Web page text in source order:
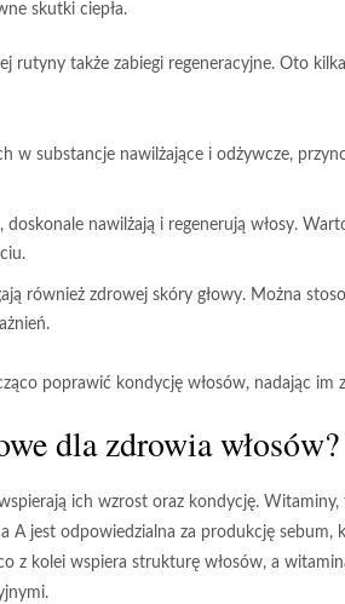
skutki ciepła.
rutyny także zabiegi regeneracyjne. Oto
w substancje nawilżające i odżywcze,
nawilżają i regenerują włosy.
również zdrowej skóry głowy. Można
poprawić kondycję włosów, nadając im
dla zdrowia włosów?
ich wzrost oraz kondycję. Witaminy,
jest odpowiedzialna za produkcję sebum,
z kolei wspiera strukturę włosów, a